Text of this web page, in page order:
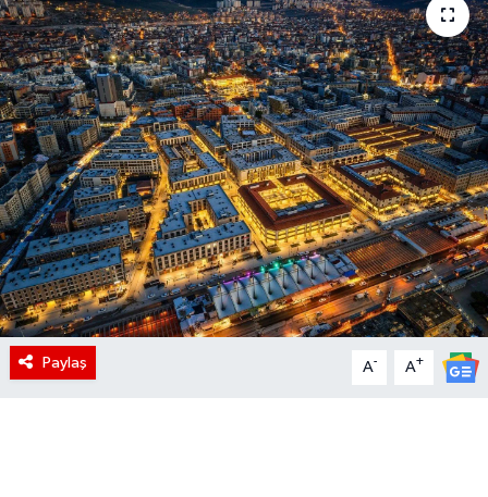
Paylaş A- A+